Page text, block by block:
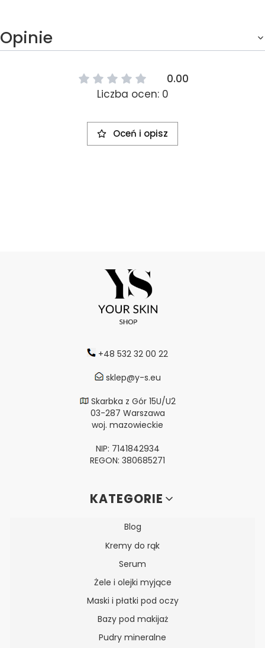
Opinie
0.00
Liczba ocen: 0
Oceń i opisz
+48 532 32 00 22
sklep@y-s.eu
Skarbka z Gór 15U/U2
03-287 Warszawa
woj. mazowieckie
NIP: 7141842934
REGON: 380685271
Linki w stopceKATEGORIE
Blog
Kremy do rąk
Serum
Żele i olejki myjące
Maski i płatki pod oczy
Bazy pod makijaż
Pudry mineralne